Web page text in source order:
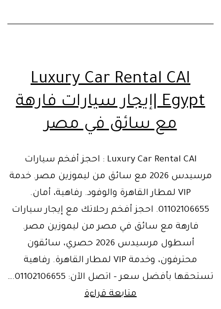
Luxury Car Rental CAI
Egypt |إيجار سيارات فارهة
مع سائق في مصر
Luxury Car Rental CAI : احجز أفخم سيارات
مرسيدس 2026 مع سائق من ليموزين مصر. خدمة
VIP لمطار القاهرة والوفود. رفاهية، أمان.
01102106655. احجز أفخم رحلاتك مع إيجار سيارات
فارهة مع سائق في مصر من ليموزين مصر.
أسطول مرسيدس 2026 حصري، سائقون
محترفون، وخدمة VIP لمطار القاهرة. رفاهية
تستحقها بأفضل سعر – اتصل الآن: 01102106655.…
متابعة قراءةLuxury